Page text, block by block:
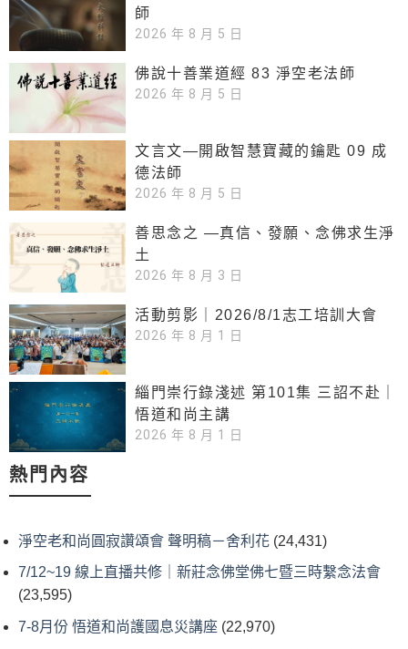
師
2026 年 8 月 5 日
佛說十善業道經 83 淨空老法師
2026 年 8 月 5 日
文言文—開啟智慧寶藏的鑰匙 09 成
德法師
2026 年 8 月 5 日
善思念之 —真信、發願、念佛求生淨
土
2026 年 8 月 3 日
活動剪影｜2026/8/1志工培訓大會
2026 年 8 月 1 日
緇門崇行錄淺述 第101集 三詔不赴｜
悟道和尚主講
2026 年 8 月 1 日
熱門內容
淨空老和尚圓寂讚頌會 聲明稿－舍利花 (24,431)
7/12~19 線上直播共修｜新莊念佛堂佛七暨三時繫念法會
(23,595)
7-8月份 悟道和尚護國息災講座 (22,970)